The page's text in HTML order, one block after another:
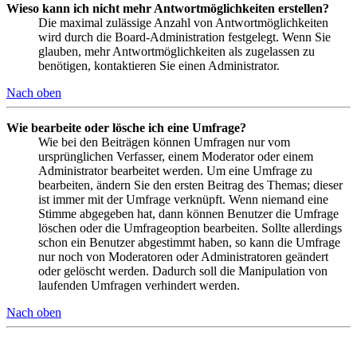
Wieso kann ich nicht mehr Antwortmöglichkeiten erstellen?
Die maximal zulässige Anzahl von Antwortmöglichkeiten
wird durch die Board-Administration festgelegt. Wenn Sie
glauben, mehr Antwortmöglichkeiten als zugelassen zu
benötigen, kontaktieren Sie einen Administrator.
Nach oben
Wie bearbeite oder lösche ich eine Umfrage?
Wie bei den Beiträgen können Umfragen nur vom
ursprünglichen Verfasser, einem Moderator oder einem
Administrator bearbeitet werden. Um eine Umfrage zu
bearbeiten, ändern Sie den ersten Beitrag des Themas; dieser
ist immer mit der Umfrage verknüpft. Wenn niemand eine
Stimme abgegeben hat, dann können Benutzer die Umfrage
löschen oder die Umfrageoption bearbeiten. Sollte allerdings
schon ein Benutzer abgestimmt haben, so kann die Umfrage
nur noch von Moderatoren oder Administratoren geändert
oder gelöscht werden. Dadurch soll die Manipulation von
laufenden Umfragen verhindert werden.
Nach oben